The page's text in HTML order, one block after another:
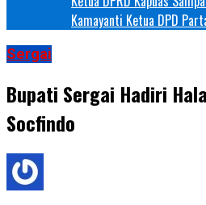
Kamayanti Ketua DPD
Sergai
Bupati Sergai Hadiri
Socfindo